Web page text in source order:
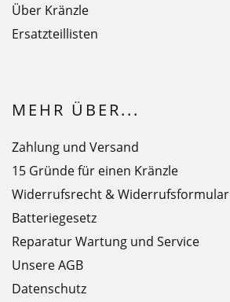
Über Kränzle
Ersatzteillisten
MEHR ÜBER...
Zahlung und Versand
15 Gründe für einen Kränzle
Widerrufsrecht & Widerrufsformular
Batteriegesetz
Reparatur Wartung und Service
Unsere AGB
Datenschutz